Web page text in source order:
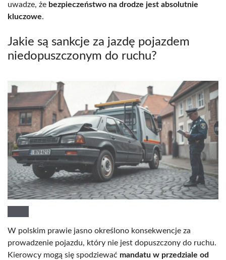
uwadze, że bezpieczeństwo na drodze jest absolutnie
kluczowe.
Jakie są sankcje za jazdę pojazdem
niedopuszczonym do ruchu?
W polskim prawie jasno określono konsekwencje za
prowadzenie pojazdu, który nie jest dopuszczony do ruchu.
Kierowcy mogą się spodziewać mandatu w przedziale od